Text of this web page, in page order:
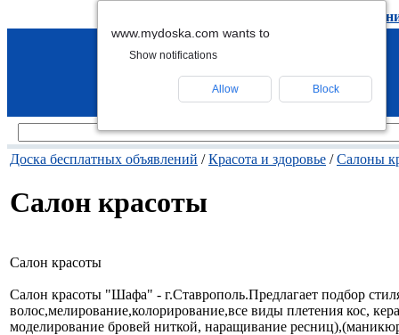
удалить
Доска бесплатных объявлений /Красота и здоровье /Салоны
Салон красоты
Салон красоты
Салон красоты "Шафа" - г.Ставрополь.Предлагает подбор
волос,мелирование,колорирование,все виды плетения кос,
моделирование бровей ниткой, наращивание
www.mydoska.com wants to
Show notifications
Allow Block